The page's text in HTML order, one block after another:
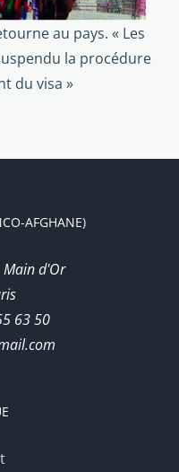
au pays. « Les
la procédure
du visa »
AFGHANE)
Main d'Or
63 50